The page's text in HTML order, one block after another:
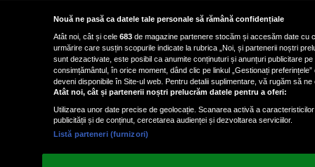
Nouă ne pasă ca datele tale personale să rămână confidențiale
Atât noi, cât și cele 683 de magazine partenere stocăm și accesăm date cu
urmărire care susțin scopurile indicate la rubrica „Noi, și partenerii noștri
sunt dezactivate, este posibil ca anumite conținuturi și anunțuri publicitare
consimțământul, în orice moment, dând clic pe linkul „Gestionați
deveni disponibile în Site-ul web. Pentru detalii suplimentare, vă rugăm să
Atât noi, cât și partenerii noștri prelucrăm datele pentru a oferi:
Utilizarea unor date precise de geolocație. Scanarea activă a
publicității și de conținut, cercetarea audienței și dezvoltarea serviciilor.
Listă parteneri (furnizori)